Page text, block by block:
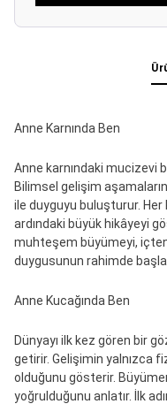
Anne Karnında Ben
Anne karnındaki mucizevi
Bilimsel gelişim
ile duyguyu buluşturur. Her
ardındaki büyük hikâyeyi
muhteşem büyümeyi, içten
duygusunun rahimde
Anne Kucağında Ben
Dünyayı ilk kez gören bir
getirir. Gelişimin yalnızca
olduğunu gösterir.
yoğrulduğunu anlatır. İlk